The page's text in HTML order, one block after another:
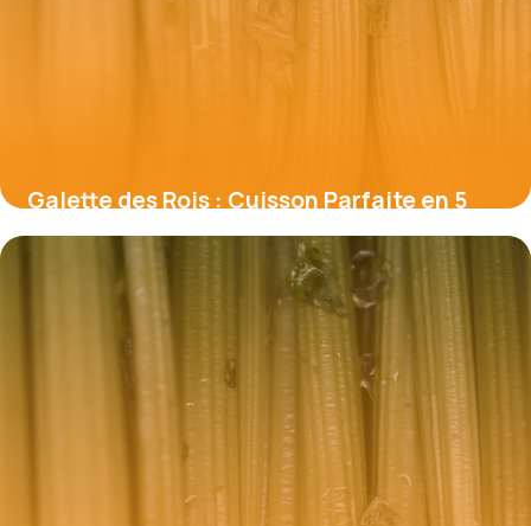
Galette des Rois : Cuisson Parfaite en 5
Étapes
23 mai 2026